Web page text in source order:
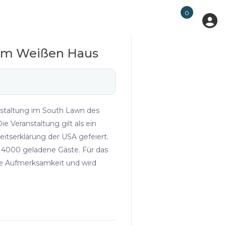
0
Weißen Haus
im South Lawn des
Veranstaltung gilt als ein
der USA gefeiert.
geladene Gäste. Für das
Aufmerksamkeit und wird